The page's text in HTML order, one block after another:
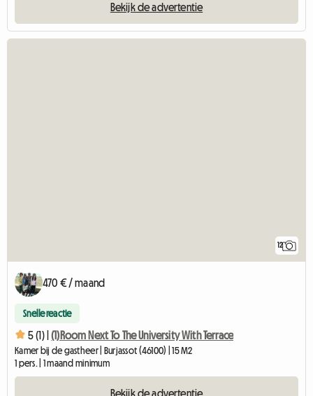
Bekijk de advertentie
12
470 € / maand
Snelle reactie
5 (1) | (1)Room Next To The University With Terrace
Kamer bij de gastheer | Burjassot (46100) | 15 M2
1 pers. | 1 maand minimum
Bekijk de advertentie